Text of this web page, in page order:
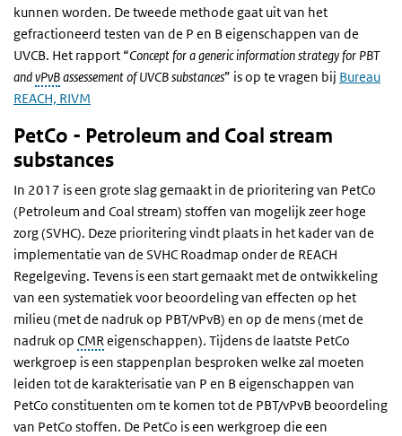
kunnen worden. De tweede methode gaat uit van het
gefractioneerd testen van de P en B eigenschappen van de
UVCB. Het rapport “Concept for a generic information strategy for PBT
andvPvBassessement of UVCB substances” is op te vragen bij Bureau
REACH, RIVM
PetCo - Petroleum and Coal stream
substances
In 2017 is een grote slag gemaakt in de prioritering van PetCo
(Petroleum and Coal stream) stoffen van mogelijk zeer hoge
zorg (SVHC). Deze prioritering vindt plaats in het kader van de
implementatie van de SVHC Roadmap onder de REACH
Regelgeving. Tevens is een start gemaakt met de ontwikkeling
van een systematiek voor beoordeling van effecten op het
milieu (met de nadruk op PBT/vPvB) en op de mens (met de
nadruk op CMReigenschappen). Tijdens de laatste PetCo
werkgroep is een stappenplan besproken welke zal moeten
leiden tot de karakterisatie van P en B eigenschappen van
PetCo constituenten om te komen tot de PBT/vPvB beoordeling
van PetCo stoffen. De PetCo is een werkgroep die een